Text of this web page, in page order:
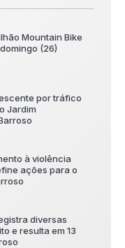
Mountain Bike
(26)
por tráfico
Jardim
à violência
ações para o
diversas
e resulta em 13